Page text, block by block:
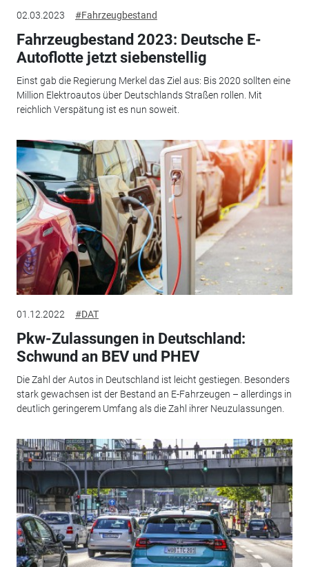
02.03.2023 #Fahrzeugbestand
Fahrzeugbestand 2023: Deutsche E-
Autoflotte jetzt siebenstellig
Einst gab die Regierung Merkel das Ziel aus: Bis 2020 sollten eine
Million Elektroautos über Deutschlands Straßen rollen. Mit
reichlich Verspätung ist es nun soweit.
01.12.2022 #DAT
Pkw-Zulassungen in Deutschland:
Schwund an BEV und PHEV
Die Zahl der Autos in Deutschland ist leicht gestiegen. Besonders
stark gewachsen ist der Bestand an E-Fahrzeugen – allerdings in
deutlich geringerem Umfang als die Zahl ihrer Neuzulassungen.